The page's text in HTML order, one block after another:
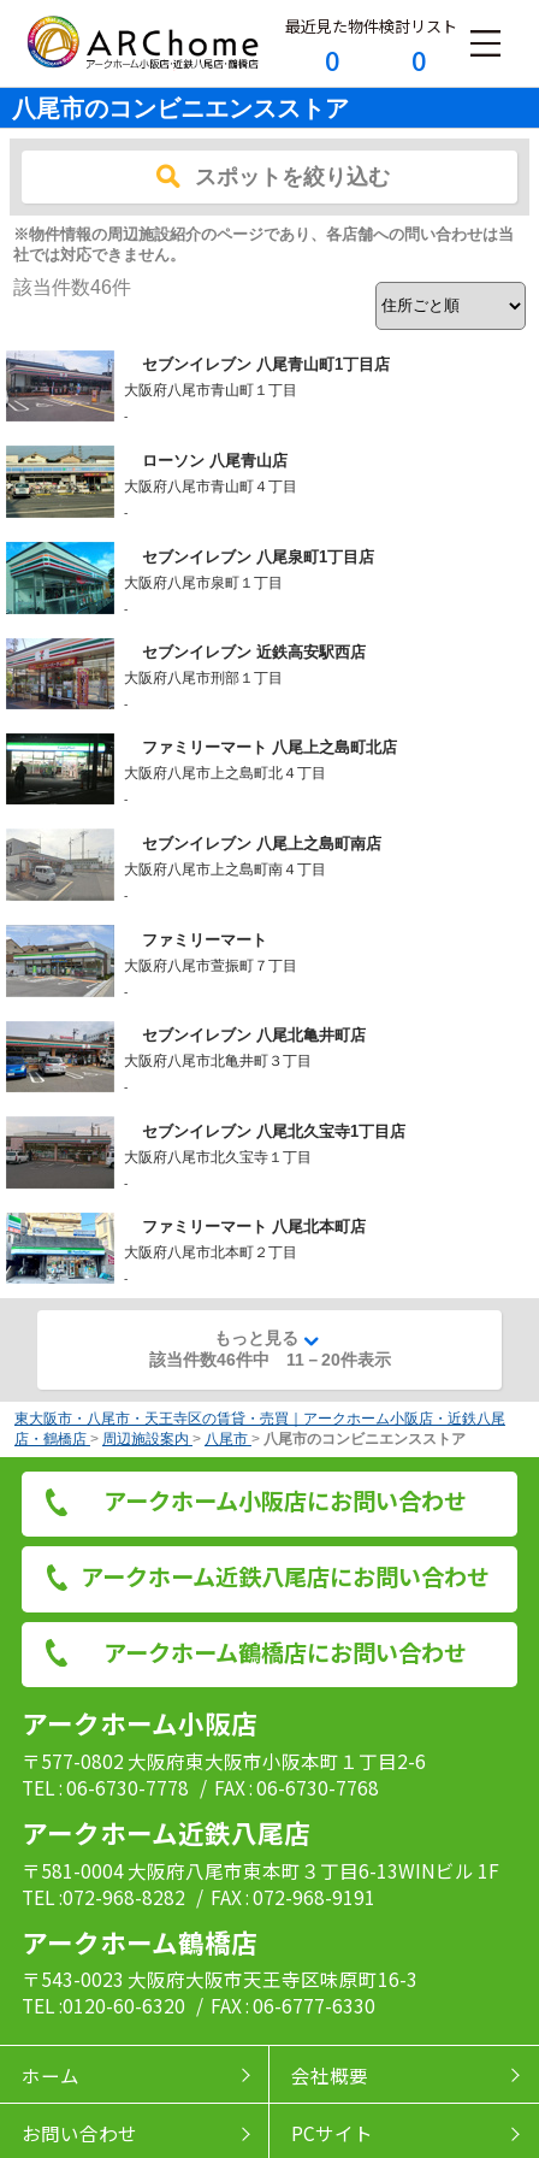
最近見た物件
0
検討リスト
0
八尾市のコンビニエンスストア
スポットを絞り込む
※物件情報の周辺施設紹介のページであり、各店舗への問い合わせは当
社では対応できません。
該当件数46件
セブンイレブン 八尾青山町1丁目店
大阪府八尾市青山町１丁目
-
ローソン 八尾青山店
大阪府八尾市青山町４丁目
-
セブンイレブン 八尾泉町1丁目店
大阪府八尾市泉町１丁目
-
セブンイレブン 近鉄高安駅西店
大阪府八尾市刑部１丁目
-
ファミリーマート 八尾上之島町北店
大阪府八尾市上之島町北４丁目
-
セブンイレブン 八尾上之島町南店
大阪府八尾市上之島町南４丁目
-
ファミリーマート
大阪府八尾市萱振町７丁目
-
セブンイレブン 八尾北亀井町店
大阪府八尾市北亀井町３丁目
-
セブンイレブン 八尾北久宝寺1丁目店
大阪府八尾市北久宝寺１丁目
-
ファミリーマート 八尾北本町店
大阪府八尾市北本町２丁目
-
もっと見る
該当件数46件中 11 －20件表示
東大阪市・八尾市・天王寺区の賃貸・売買｜アークホーム小阪店・近鉄八尾
店・鶴橋店 > 周辺施設案内 > 八尾市 > 八尾市のコンビニエンスストア
アークホーム小阪店にお問い合わせ
アークホーム近鉄八尾店にお問い合わせ
アークホーム鶴橋店にお問い合わせ
アークホーム小阪店
〒577-0802 大阪府東大阪市小阪本町１丁目2-6
TEL : 06-6730-7778 / FAX : 06-6730-7768
アークホーム近鉄八尾店
〒581-0004 大阪府八尾市東本町３丁目6-13WINビル 1F
TEL :072-968-8282 / FAX : 072-968-9191
アークホーム鶴橋店
〒543-0023 大阪府大阪市天王寺区味原町16-3
TEL :0120-60-6320 / FAX : 06-6777-6330
ホーム 会社概要
お問い合わせ PCサイト